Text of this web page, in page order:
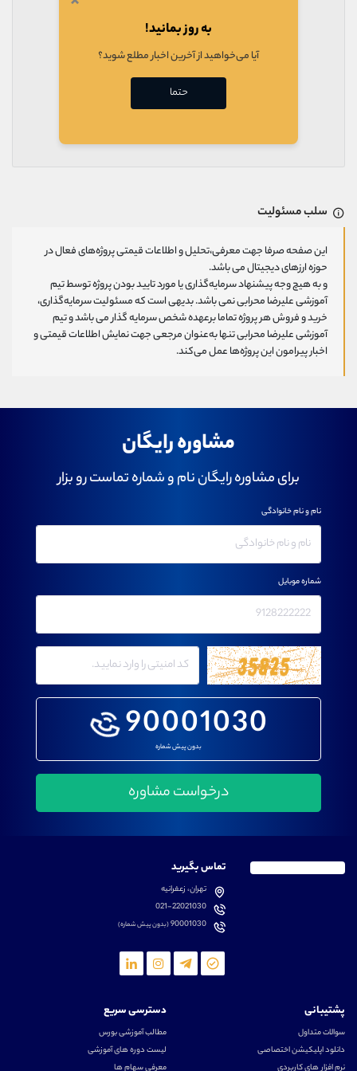
سلب مسئولیت
این صفحه صرفا جهت معرفی،تحلیل و اطلاعات قیمتی پروژه‌های فعال در
حوزه ارزهای دیجیتال می باشد.
و به هیچ وجه پیشنهاد سرمایه‌گذاری یا مورد تایید بودن پروژه توسط تیم
آموزشی علیرضا محرابی نمی باشد. بدیهی است که مسئولیت سرمایه‌گذاری،
خرید و فروش هر پروژه تماما برعهده شخص سرمایه گذار می باشد و تیم
آموزشی علیرضا محرابی تنها به‌عنوان مرجعی جهت نمایش اطلاعات قیمتی و
اخبار پیرامون این پروژه‌‌ها عمل می‌کند.
مشاوره رایگان
برای مشاوره رایگان نام و شماره تماست رو بزار
90001030
بدون پیش شماره
نام و نام خانوادگی
شماره موبایل
تماس بگیرید
تهران، زعفرانیه
021-22021030
90001030(بدون پیش شماره)
پشتیبانی
سوالات متداول
دانلود اپلیکیشن اختصاصی
نرم افزار های کاربردی
دسترسی سریع
مطالب آموزشی بورس
لیست دوره های آموزشی
معرفی سهام ها
به روز بمانید!
آیا می‌خواهید از آخرین اخبار مطلع شوید؟
حتما